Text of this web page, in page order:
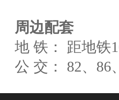
周边配套
地 铁： 距地铁
公 交： 82、86